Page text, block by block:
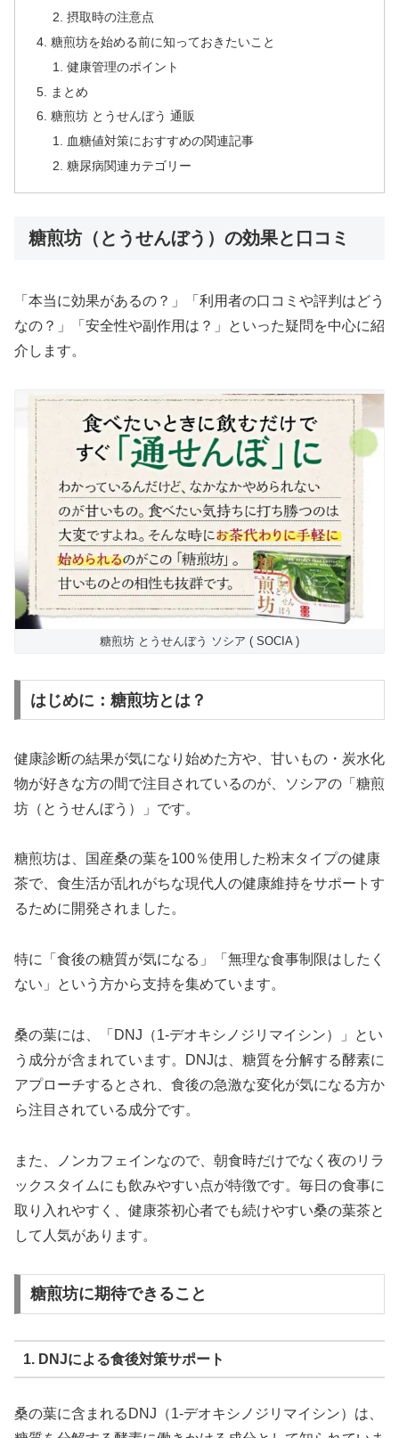
摂取時の注意点
糖煎坊を始める前に知っておきたいこと
健康管理のポイント
まとめ
糖煎坊 とうせんぼう 通販
血糖値対策におすすめの関連記事
糖尿病関連カテゴリー
糖煎坊（とうせんぼう）の効果と口コミ
「本当に効果があるの？」「利用者の口コミや評判はどう
なの？」「安全性や副作用は？」といった疑問を中心に紹
介します。
糖煎坊 とうせんぼう ソシア ( SOCIA )
はじめに：糖煎坊とは？
健康診断の結果が気になり始めた方や、甘いもの・炭水化
物が好きな方の間で注目されているのが、ソシアの「糖煎
坊（とうせんぼう）」です。
糖煎坊は、国産桑の葉を100％使用した粉末タイプの健康
茶で、食生活が乱れがちな現代人の健康維持をサポートす
るために開発されました。
特に「食後の糖質が気になる」「無理な食事制限はしたく
ない」という方から支持を集めています。
桑の葉には、「DNJ（1-デオキシノジリマイシン）」とい
う成分が含まれています。DNJは、糖質を分解する酵素に
アプローチするとされ、食後の急激な変化が気になる方か
ら注目されている成分です。
また、ノンカフェインなので、朝食時だけでなく夜のリラ
ックスタイムにも飲みやすい点が特徴です。毎日の食事に
取り入れやすく、健康茶初心者でも続けやすい桑の葉茶と
して人気があります。
糖煎坊に期待できること
1. DNJによる食後対策サポート
桑の葉に含まれるDNJ（1-デオキシノジリマイシン）は、